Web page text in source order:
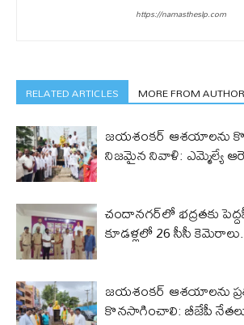
https://namastheslp.com
RELATED ARTICLES MORE FROM AUTHOR
జయశంకర్ ఆశయాలను
నిజమైన నివాళి: ఎమ్మెల్యే
చందానగర్‌లో భద్రతకు
కూడళ్లలో 26 సీసీ
జయశంకర్ ఆశయాలను
కొనసాగించాలి: బీజేపీ